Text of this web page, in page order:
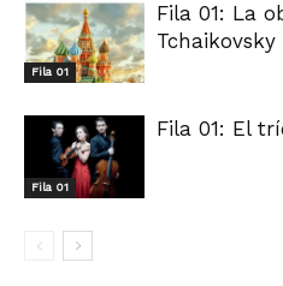
Fila 01
Fila 01: La
Tchaikovsky
Fila 01
Fila 01: El